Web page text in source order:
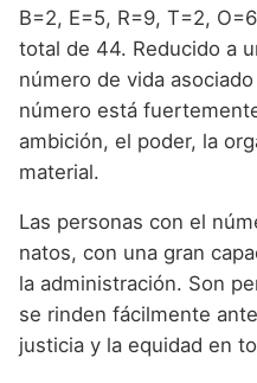
B=2, E=5, R=9, T=2,
total de 44. Reducido a
número de vida
número está
ambición, el poder, la
material.
Las personas con el
natos, con una gran
la administración. Son
se rinden fácilmente
justicia y la equidad en